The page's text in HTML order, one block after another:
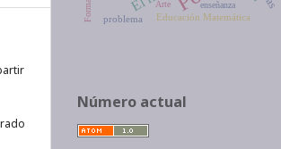
Educación Matemática
problema
enseñanza
Arte
Número actual